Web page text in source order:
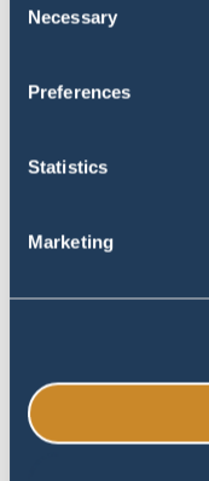
Selection
Necessary
Preferences
Statistics
Marketing